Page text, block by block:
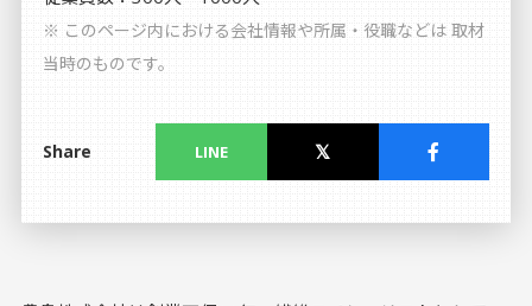
※ このページ内における会社情報や所属・役職などは 取材
当時のものです。
Share LINE